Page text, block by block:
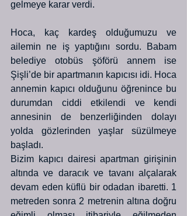
gelmeye karar verdi.
Hoca, kaç kardeş olduğumuzu ve
ailemin ne iş yaptığını sordu. Babam
belediye otobüs şöförü annem ise
Şişli’de bir apartmanın kapıcısı idi. Hoca
annemin kapıcı olduğunu öğrenince bu
durumdan ciddi etkilendi ve kendi
annesinin de benzerliğinden dolayı
yolda gözlerinden yaşlar süzülmeye
başladı.
Bizim kapıcı dairesi apartman girişinin
altında ve daracık ve tavanı alçalarak
devam eden küflü bir odadan ibaretti. 1
metreden sonra 2 metrenin altına doğru